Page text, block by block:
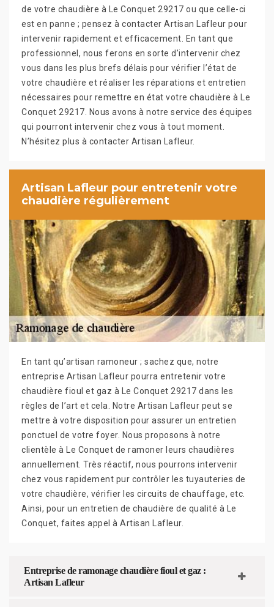
de votre chaudière à Le Conquet 29217 ou que celle-ci
est en panne ; pensez à contacter Artisan Lafleur pour
intervenir rapidement et efficacement. En tant que
professionnel, nous ferons en sorte d’intervenir chez
vous dans les plus brefs délais pour vérifier l’état de
votre chaudière et réaliser les réparations et entretien
nécessaires pour remettre en état votre chaudière à Le
Conquet 29217. Nous avons à notre service des équipes
qui pourront intervenir chez vous à tout moment.
N’hésitez plus à contacter Artisan Lafleur.
Artisan Lafleur pour entretenir votre
chaudière régulièrement
En tant qu’artisan ramoneur ; sachez que, notre
entreprise Artisan Lafleur pourra entretenir votre
chaudière fioul et gaz à Le Conquet 29217 dans les
règles de l’art et cela. Notre Artisan Lafleur peut se
mettre à votre disposition pour assurer un entretien
ponctuel de votre foyer. Nous proposons à notre
clientèle à Le Conquet de ramoner leurs chaudières
annuellement. Très réactif, nous pourrons intervenir
chez vous rapidement pur contrôler les tuyauteries de
votre chaudière, vérifier les circuits de chauffage, etc.
Ainsi, pour un entretien de chaudière de qualité à Le
Conquet, faites appel à Artisan Lafleur.
Entreprise de ramonage chaudière fioul et gaz :
Artisan Lafleur